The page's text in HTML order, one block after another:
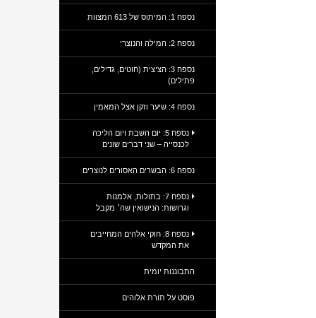
נספח 1: המיתוס של 613 המצוות
נספח 2: המילה והנוצרי
נספח 3: הציצית (חוטים, גדילים,
פתילים)
נספח 4: שיער וזקן אצל המאמין
נספח 5: יום השבת ויום הליכה
לכנסייה – שני דברים שונים
נספח 6: הבשרים האסורים לנוצרים
נספח 7: בתולות, אלמנות
וגרושות: הנישואין שה׳ מקבל
נספח 8: חוקי אלהים המחייבים
את המקדש
התבוננות יומית
פוסט על תורת אלוהים